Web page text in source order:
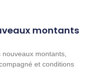
montants
montants,
et conditions